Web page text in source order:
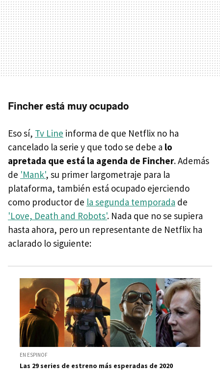
Fincher está muy ocupado
Eso sí, Tv Line informa de que Netflix no ha
cancelado la serie y que todo se debe a lo
apretada que está la agenda de Fincher. Además
de 'Mank', su primer largometraje para la
plataforma, también está ocupado ejerciendo
como productor de la segunda temporada de
'Love, Death and Robots'. Nada que no se supiera
hasta ahora, pero un representante de Netflix ha
aclarado lo siguiente:
EN ESPINOF
Las 29 series de estreno más esperadas de 2020